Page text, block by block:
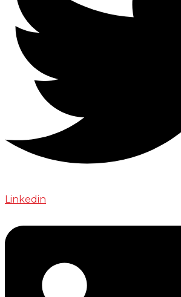
Linkedin